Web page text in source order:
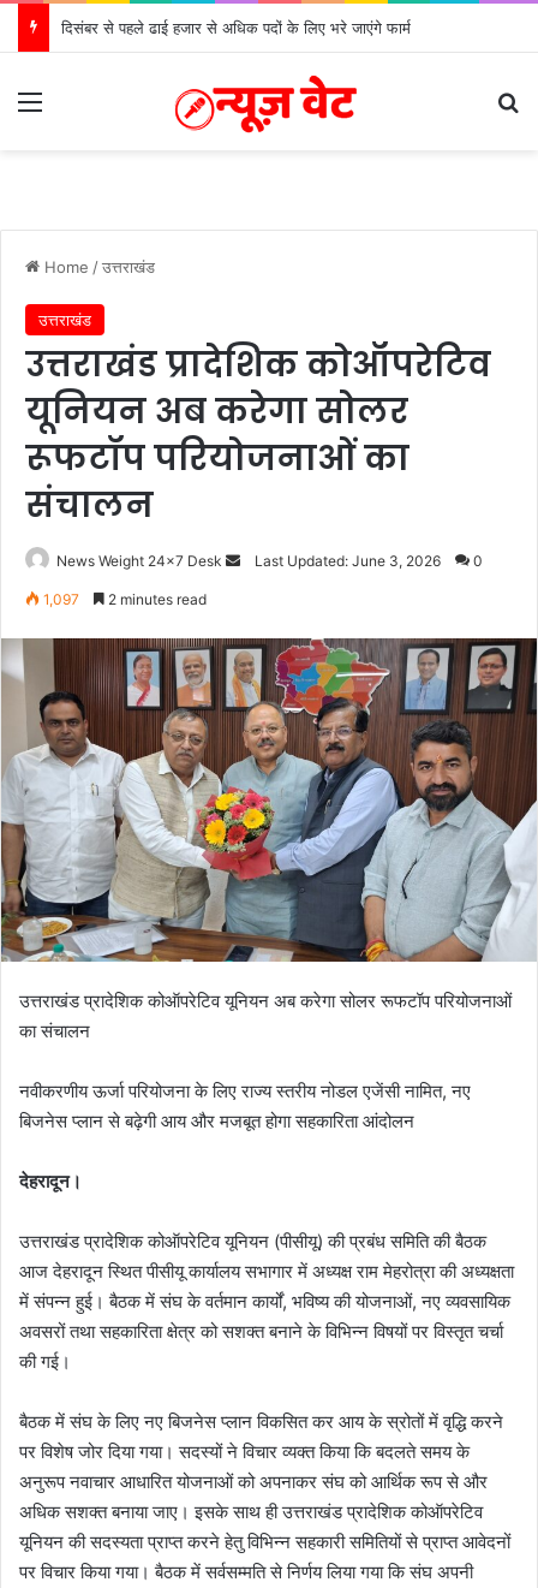
दिसंबर से पहले ढाई हजार से अधिक पदों के लिए भरे जाएंगे फार्म
Home /उत्तराखंड
उत्तराखंड
उत्तराखंड प्रादेशिक कोऑपरेटिव
यूनियन अब करेगा सोलर
रूफटॉप परियोजनाओं का
संचालन
News Weight 24x7 Desk
d
a
n
e
m
a
i
l
Last Updated: June 3, 2026 0
1,097 2 minutes read
उत्तराखंड प्रादेशिक कोऑपरेटिव यूनियन अब करेगा सोलर रूफटॉप परियोजनाओं
का संचालन
नवीकरणीय ऊर्जा परियोजना के लिए राज्य स्तरीय नोडल एजेंसी नामित, नए
बिजनेस प्लान से बढ़ेगी आय और मजबूत होगा सहकारिता आंदोलन
देहरादून।
उत्तराखंड प्रादेशिक कोऑपरेटिव यूनियन (पीसीयू) की प्रबंध समिति की बैठक
आज देहरादून स्थित पीसीयू कार्यालय सभागार में अध्यक्ष राम मेहरोत्रा की अध्यक्षता
में संपन्न हुई। बैठक में संघ के वर्तमान कार्यों, भविष्य की योजनाओं, नए व्यवसायिक
अवसरों तथा सहकारिता क्षेत्र को सशक्त बनाने के विभिन्न विषयों पर विस्तृत चर्चा
की गई।
बैठक में संघ के लिए नए बिजनेस प्लान विकसित कर आय के स्रोतों में वृद्धि करने
पर विशेष जोर दिया गया। सदस्यों ने विचार व्यक्त किया कि बदलते समय के
अनुरूप नवाचार आधारित योजनाओं को अपनाकर संघ को आर्थिक रूप से और
अधिक सशक्त बनाया जाए। इसके साथ ही उत्तराखंड प्रादेशिक कोऑपरेटिव
यूनियन की सदस्यता प्राप्त करने हेतु विभिन्न सहकारी समितियों से प्राप्त आवेदनों
पर विचार किया गया। बैठक में सर्वसम्मति से निर्णय लिया गया कि संघ अपनी